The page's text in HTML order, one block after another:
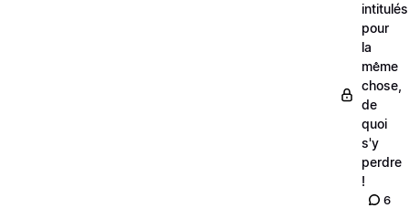
intitulés
pour
la
même
chose,
de
quoi
s'y
perdre
!
6